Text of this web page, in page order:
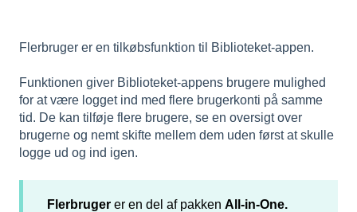
Flerbruger er en tilkøbsfunktion til Biblioteket-appen.
Funktionen giver Biblioteket-appens brugere mulighed
for at være logget ind med flere brugerkonti på samme
tid. De kan tilføje flere brugere, se en oversigt over
brugerne og nemt skifte mellem dem uden først at skulle
logge ud og ind igen.
Flerbruger er en del af pakken All-in-One.